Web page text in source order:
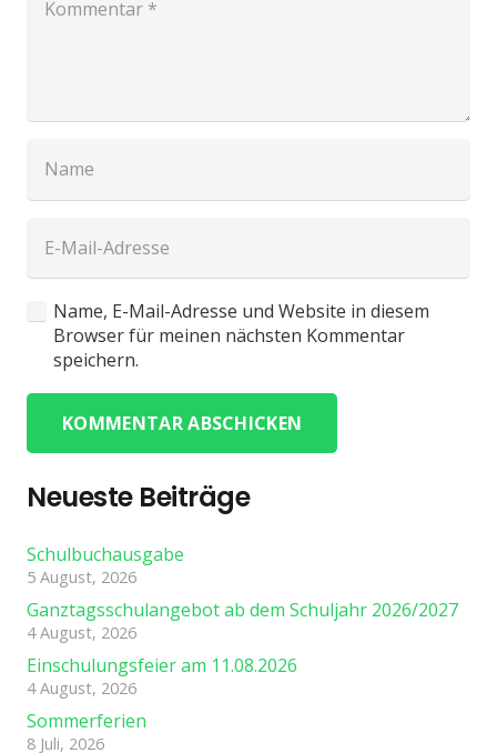
Name, E-Mail-Adresse und Website in diesem
Browser für meinen nächsten Kommentar
speichern.
KOMMENTAR ABSCHICKEN
Neueste Beiträge
Schulbuchausgabe
5 August, 2026
Ganztagsschulangebot ab dem Schuljahr 2026/2027
4 August, 2026
Einschulungsfeier am 11.08.2026
4 August, 2026
Sommerferien
8 Juli, 2026